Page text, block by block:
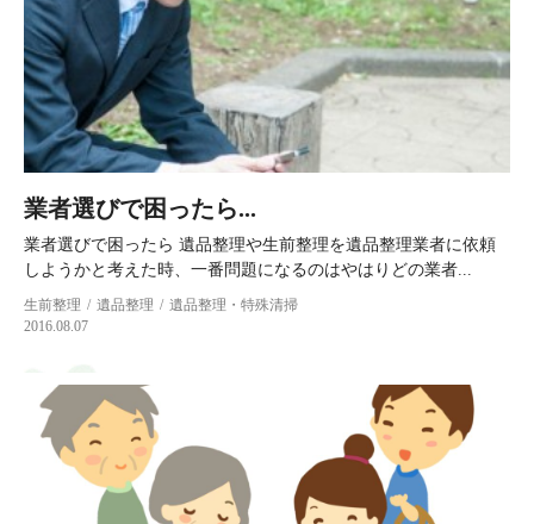
業者選びで困ったら...
業者選びで困ったら 遺品整理や生前整理を遺品整理業者に依頼
しようかと考えた時、一番問題になるのはやはりどの業者...
生前整理 遺品整理
遺品整理・特殊清掃
2016.08.07